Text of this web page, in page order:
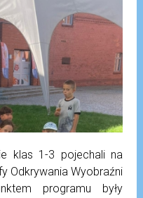
klas 1-3 pojechali na
Odkrywania Wyobraźni
programu były